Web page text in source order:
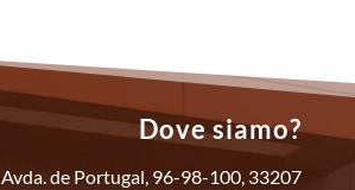
Dove siamo?
Avda. de Portugal, 96-98-100, 33207